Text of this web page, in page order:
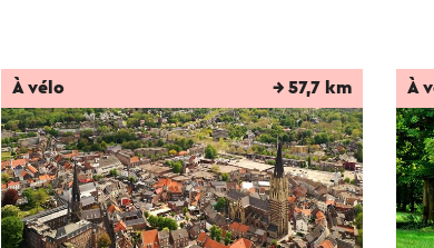
À vélo → 57,7 km À